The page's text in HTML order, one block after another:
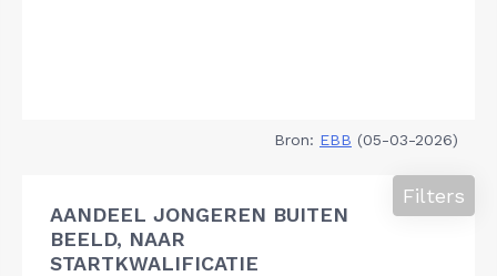
Bron: EBB (05-03-2026)
AANDEEL JONGEREN BUITEN
BEELD, NAAR
STARTKWALIFICATIE
Filters